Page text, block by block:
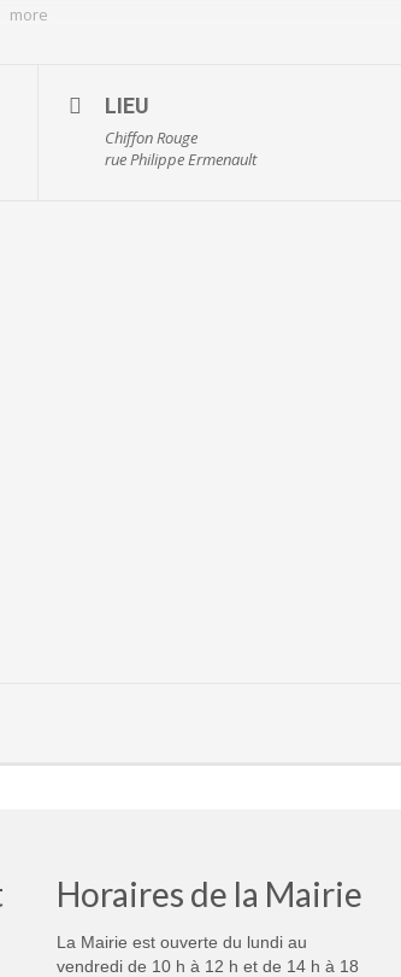
more
LIEU
Chiffon Rouge
rue Philippe Ermenault
Horaires de la Mairie
La Mairie est ouverte du lundi au
vendredi de 10 h à 12 h et de 14 h à 18